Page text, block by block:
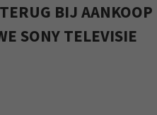
BIJ AANKOOP
SONY TELEVISIE